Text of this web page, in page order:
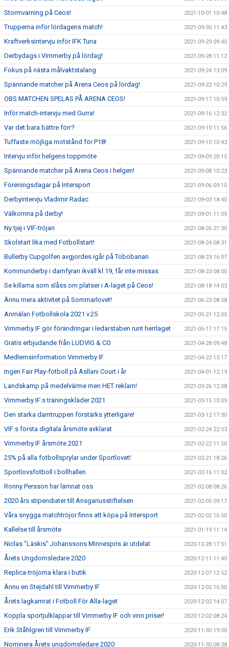
Stormvarning på Ceos! 2021-10-01 10:48
Trupperna inför lördagens match! 2021-09-30 11:43
Kraftverksintervju inför IFK Tuna 2021-09-29 09:40
Derbydags i Vimmerby på lördag! 2021-09-28 11:12
Fokus på nästa målvaktstalang 2021-09-24 13:09
Spännande matcher på Arena Ceos på lördag! 2021-09-22 10:29
OBS MATCHEN SPELAS PÅ ARENA CEOS! 2021-09-17 10:59
Inför match-intervju med Gurra! 2021-09-16 12:32
Var det bara bättre förr? 2021-09-10 11:56
Tuffaste möjliga motstånd för P18! 2021-09-10 10:43
Intervju inför helgens toppmöte 2021-09-09 20:15
Spännande matcher på Arena Ceos i helgen! 2021-09-08 10:23
Föreningsdagar på Intersport 2021-09-06 09:10
Derbyintervju Vladimir Radac 2021-09-03 18:40
Välkomna på derby! 2021-09-01 11:05
Ny tjej i VIF-tröjan 2021-08-26 21:30
Skolstart lika med Fotbollstart! 2021-08-24 08:31
Bullerby Cupgolfen avgjordes igår på Tobobanan 2021-08-23 16:07
Kommunderby i damfyran ikväll kl 19, får inte missas 2021-08-23 08:00
Se killarna som slåss om platser i A-laget på Ceos! 2021-08-18 14:03
Ännu mera aktivitet på Sommarlovet! 2021-06-23 08:58
Anmälan Fotbollskola 2021 v.25 2021-05-21 12:05
Vimmerby IF gör förändringar i ledarstaben runt herrlaget 2021-05-17 17:15
Gratis erbjudande från LUDVIG & CO 2021-04-28 09:48
Medlemsinformation Vimmerby IF 2021-04-23 13:17
Ingen Fair Play-fotboll på Asllani Court i år 2021-04-01 12:19
Landskamp på medelvärme men HET reklam! 2021-03-26 12:08
Vimmerby IF:s träningskläder 2021 2021-03-15 10:09
Den starka damtruppen förstärks ytterligare! 2021-03-12 17:30
VIF:s första digitala årsmöte avklarat 2021-02-24 22:53
Vimmerby IF årsmöte 2021 2021-02-22 11:50
25% på alla fotbollsprylar under Sportlovet! 2021-02-21 18:26
Sportlovsfotboll i bollhallen 2021-02-16 11:02
Ronny Persson har lämnat oss 2021-02-08 08:26
2020 års stipendiater till Ansgariusstiftelsen 2021-02-05 09:17
Våra snygga matchtröjor finns att köpa på Intersport 2021-02-02 16:50
Kallelse till årsmöte 2021-01-19 11:14
Niclas "Läskis" Johanssons Minnespris är utdelat 2020-12-28 17:51
Årets Ungdomsledare 2020 2020-12-11 11:40
Replica-tröjorna klara i butik 2020-12-07 12:52
Ännu en Stejdahl till Vimmerby IF 2020-12-02 16:00
Årets lagkamrat i Fotboll För Alla-laget 2020-12-02 14:07
Koppla sportjulklappar till Vimmerby IF och vinn priser! 2020-12-02 08:24
Erik Ståhlgren till Vimmerby IF 2020-11-30 19:00
Nominera Årets ungdomsledare 2020 2020-11-30 08:38